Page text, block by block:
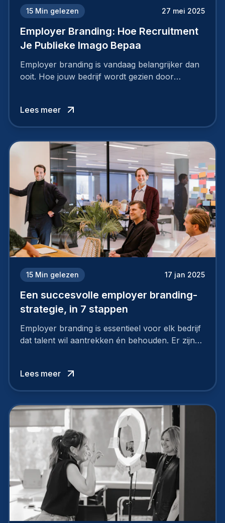
15 Min gelezen 27 mei 2025
Employer Branding: Hoe Recruitment
Je Publieke Imago Bepaa
Employer branding is vandaag belangrijker dan
ooit. Hoe jouw bedrijf wordt gezien door
Lees meer
15 Min gelezen 17 jan 2025
Een succesvolle employer branding-
strategie, in 7 stappen
Employer branding is essentieel voor elk bedrijf
dat talent wil aantrekken én behouden. Er zijn
niet van vandaag op morgen. Hoe pak je dat
aan, starten met employer branding?
Lees meer